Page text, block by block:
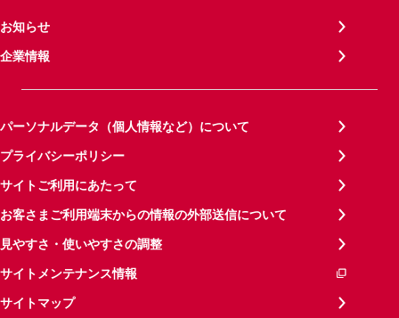
お知らせ
企業情報
パーソナルデータ（個人情報など）について
プライバシーポリシー
サイトご利用にあたって
お客さまご利用端末からの情報の外部送信について
見やすさ・使いやすさの調整
サイトメンテナンス情報
サイトマップ